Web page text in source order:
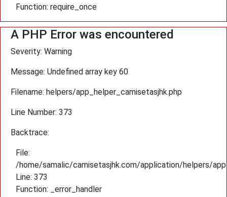
Function: require_once
A PHP Error was encountered
Severity: Warning
Message: Undefined array key 60
Filename: helpers/app_helper_camisetasjhk.php
Line Number: 373
Backtrace:
File:
/home/samalic/camisetasjhk.com/application/helpers/
Line: 373
Function: _error_handler